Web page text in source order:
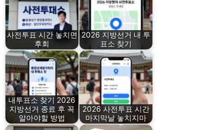
사전투표 시간 놓치면
후회
2026 지방선거 내 투
표소 찾기
내투표소 찾기 2026
지방선거 종료 후 꼭
알아야할 방법
2026 사전투표 시간
마지막날 놓치지마